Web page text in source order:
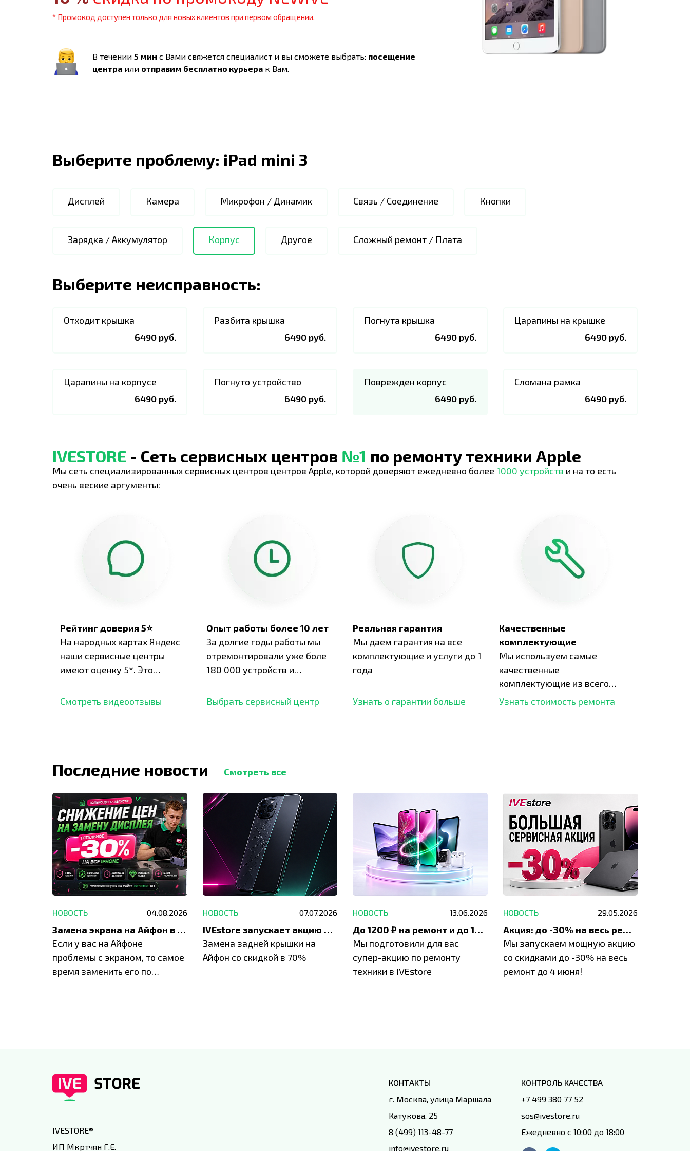
* Промокод доступен только для новых клиентов при первом обращении.
В течении 5 мин с Вами свяжется специалист и вы сможете выбрать: посещение
центра или отправим бесплатно курьера к Вам.
Выберите проблему: iPad mini 3
Дисплей Камера Микрофон / Динамик Связь / Соединение Кнопки
Зарядка / Аккумулятор Корпус Другое Сложный ремонт / Плата
Выберите неисправность:
Отходит крышка
6490 руб.
Разбита крышка
6490 руб.
Погнута крышка
6490 руб.
Царапины на крышке
6490 руб.
Царапины на корпусе
6490 руб.
Погнуто устройство
6490 руб.
Поврежден корпус
6490 руб.
Сломана рамка
6490 руб.
IVESTORE - Сеть сервисных центров №1 по ремонту техники Apple
Мы сеть специализированных сервисных центров центров Apple, которой доверяют ежедневно более 1000 устройств и на то есть
очень веские аргументы:
Рейтинг доверия 5⭐
На народных картах Яндекс
наши сервисные центры
имеют оценку 5*. Это
отзывов,
Смотреть видеоотзывы
Опыт работы более 10 лет
За долгие годы работы мы
отремонтировали уже боле
180 000 устройств и
опыт.
Выбрать сервисный центр
Реальная гарантия
Мы даем гарантия на все
комплектующие и услуги до 1
года
Узнать о гарантии больше
Качественные
комплектующие
Мы используем самые
качественные
комплектующие из всего
рынка и используем самое
Узнать стоимость ремонта
Последние новости Смотреть все
НОВОСТЬ 04.08.2026
Замена экрана на Айфон в Москве и Балашихе
Если у вас на Айфоне
проблемы с экраном, то самое
время заменить его по
НОВОСТЬ 07.07.2026
IVEstore запускает акцию на замену заднего стекла
Замена задней крышки на
Айфон со скидкой в 70%
НОВОСТЬ 13.06.2026
До 1200 ₽ на ремонт и до 1500 ₽ на покупку техники Apple
Мы подготовили для вас
супер-акцию по ремонту
техники в IVEstore
НОВОСТЬ 29.05.2026
Акция: до -30% на весь ремонт техники Apple
Мы запускаем мощную акцию
со скидками до -30% на весь
ремонт до 4 июня!
IVESTORE®
ИП Мкртчян Г.Е.
КОНТАКТЫ
г. Москва, улица Маршала
Катукова, 25
8 (499) 113-48-77
info@ivestore.ru
КОНТРОЛЬ КАЧЕСТВА
+7 499 380 77 52
sos@ivestore.ru
Ежедневно с 10:00 до 18:00